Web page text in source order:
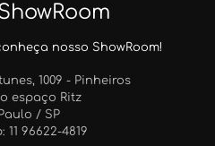
nosso ShowRoom!
1009 - Pinheiros
espaço Ritz
/ SP
11 96622-4819